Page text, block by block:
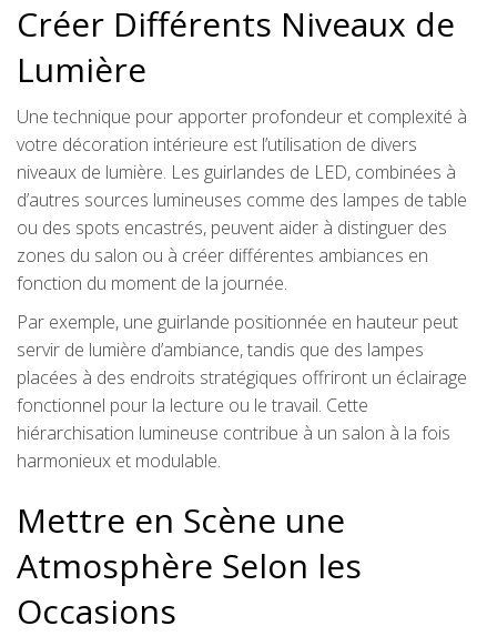
Créer Différents Niveaux de
Lumière
Une technique pour apporter profondeur et complexité à
votre décoration intérieure est l’utilisation de divers
niveaux de lumière. Les guirlandes de LED, combinées à
d’autres sources lumineuses comme des lampes de table
ou des spots encastrés, peuvent aider à distinguer des
zones du salon ou à créer différentes ambiances en
fonction du moment de la journée.
Par exemple, une guirlande positionnée en hauteur peut
servir de lumière d’ambiance, tandis que des lampes
placées à des endroits stratégiques offriront un éclairage
fonctionnel pour la lecture ou le travail. Cette
hiérarchisation lumineuse contribue à un salon à la fois
harmonieux et modulable.
Mettre en Scène une
Atmosphère Selon les
Occasions